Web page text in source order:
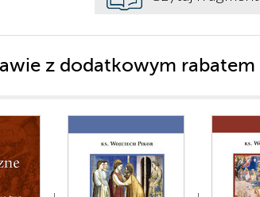
z dodatkowym rabatem